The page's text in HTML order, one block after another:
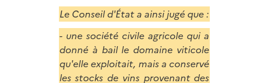
Le Conseil d'État a ainsi jugé que :
- une société civile agricole qui a
donné à bail le domaine viticole
qu'elle exploitait, mais a conservé
les stocks de vins provenant des